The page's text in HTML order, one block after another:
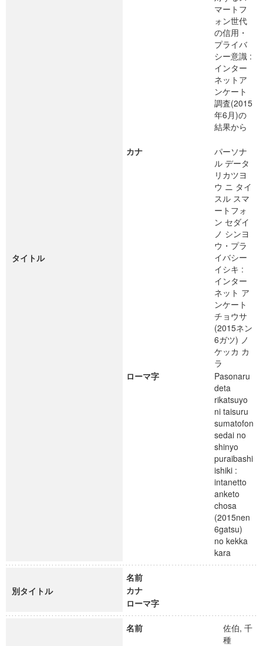
タイトル
マートフ
ォン世代
の信用・
プライバ
シー意識 :
インター
ネットア
ンケート
調査(2015
年6月)の
結果から
カナ
パーソナ
ル データ
リカツヨ
ウ ニ タイ
スル スマ
ートフォ
ン セダイ
ノ シンヨ
ウ・プラ
イバシー
イシキ :
インター
ネット ア
ンケート
チョウサ
(2015ネン
6ガツ) ノ
ケッカ カ
ラ
ローマ字
Pasonaru
deta
rikatsuyo
ni taisuru
sumatofon
sedai no
shinyo
puraibashi
ishiki :
intanetto
anketo
chosa
(2015nen
6gatsu)
no kekka
kara
別タイトル
名前
カナ
ローマ字
名前
佐伯, 千
種